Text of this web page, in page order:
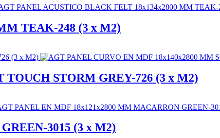
TEAK-248 (3 x M2)
TOUCH STORM GREY-726 (3 x M2)
3015 (3 x M2)